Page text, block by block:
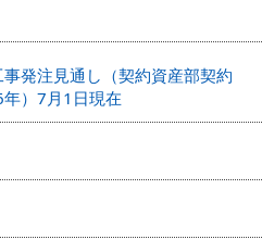
発注見通し（契約資産部契約
）7月1日現在